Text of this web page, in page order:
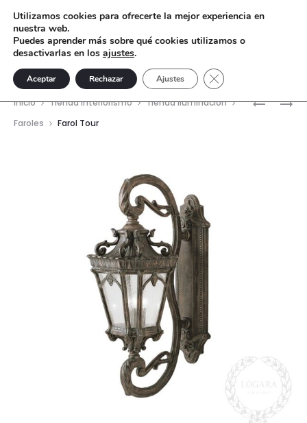
LÁMPARA
Inicio Tienda interiorismo
Tienda Iluminación
Faroles
Farol Tour
Utilizamos cookies para ofrecerte la mejor experiencia en
nuestra web.
Puedes aprender más sobre qué cookies utilizamos o
desactivarlas en los ajustes.
Aceptar Rechazar Ajustes Cerrar el banner de